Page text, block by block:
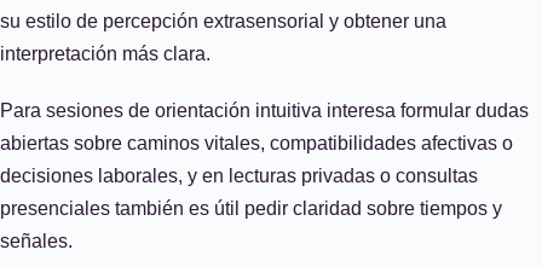
su estilo de percepción extrasensorial y obtener una
interpretación más clara.
Para sesiones de orientación intuitiva interesa formular dudas
abiertas sobre caminos vitales, compatibilidades afectivas o
decisiones laborales, y en lecturas privadas o consultas
presenciales también es útil pedir claridad sobre tiempos y
señales.